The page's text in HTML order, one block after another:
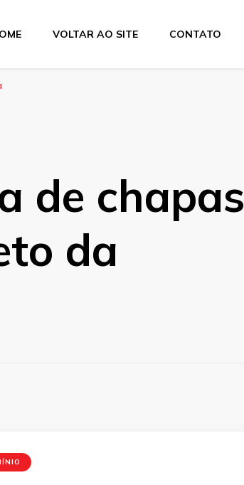
VOLTAR AO SITE CONTATO
de chapas
da